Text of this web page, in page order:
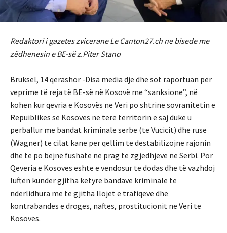
Redaktori i gazetes zvicerane Le Canton27.ch ne bisede me
zëdhenesin e BE-së z.Piter Stano
Bruksel, 14 qerashor -Disa media dje dhe sot raportuan për
veprime të reja të BE-së në Kosovë me “sanksione”, në
kohen kur qevria e Kosovës ne Veri po shtrine sovranitetin e
Repuiblikes së Kosoves ne tere territorin e saj duke u
perballur me bandat kriminale serbe (te Vucicit) dhe ruse
(Wagner) te cilat kane per qellim te destabilizojne rajonin
dhe te po bejnë fushate ne prag te zgjedhjeve ne Serbi. Por
Qeveria e Kosoves eshte e vendosur te dodas dhe të vazhdoj
luftën kunder gjitha ketyre bandave kriminale te
nderlidhura me te gjitha llojet e trafiqeve dhe
kontrabandes e droges, naftes, prostitucionit ne Veri te
Kosovës.